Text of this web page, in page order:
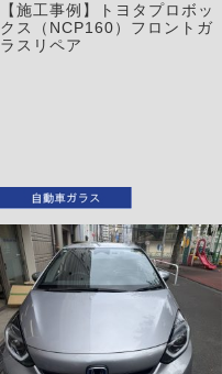
【施工事例】トヨタプロボッ
クス（NCP160）フロントガ
ラスリペア